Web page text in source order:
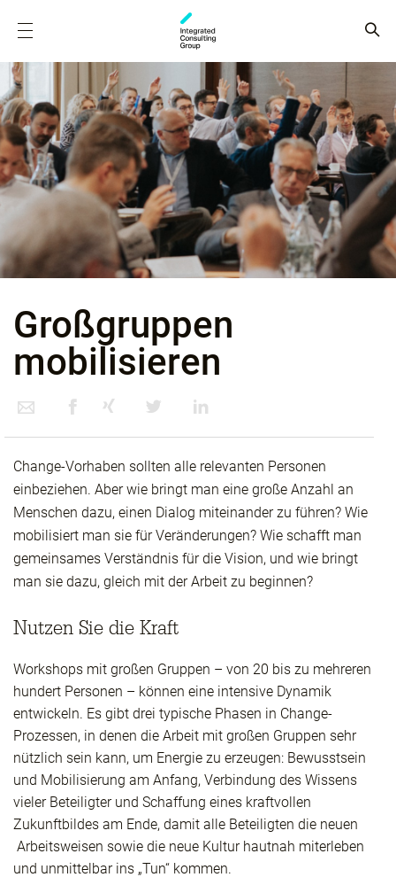
Groß­gruppen
mobilisieren
Change-Vorhaben sollten alle relevanten Personen
einbeziehen. Aber wie bringt man eine große Anzahl an
Menschen dazu, einen Dialog miteinander zu führen? Wie
mobilisiert man sie für Veränderungen? Wie schafft man
gemeinsames Verständnis für die Vision, und wie bringt
man sie dazu, gleich mit der Arbeit zu beginnen?
Nutzen Sie die Kraft
Workshops mit großen Gruppen – von 20 bis zu mehreren
hundert Personen – können eine intensive Dynamik
entwickeln. Es gibt drei typische Phasen in Change-
Prozessen, in denen die Arbeit mit großen Gruppen sehr
nützlich sein kann, um Energie zu erzeugen: Bewusstsein
und Mobilisierung am Anfang, Verbindung des Wissens
vieler Beteiligter und Schaffung eines kraftvollen
Zukunftbildes am Ende, damit alle Beteiligten die neuen
Arbeitsweisen sowie die neue Kultur hautnah miterleben
und unmittelbar ins „Tun“ kommen.